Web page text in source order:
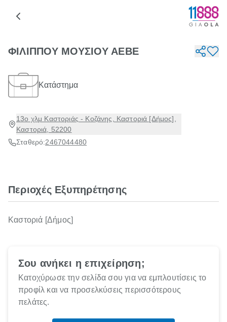
ΦΙΛΙΠΠΟΥ ΜΟΥΣΙΟΥ ΑΕΒΕ
Κατάστημα
13ο χλμ Καστοριάς - Κοζάνης, Καστοριά [Δήμος],
Καστοριά, 52200
Σταθερό:2467044480
Περιοχές Εξυπηρέτησης
Καστοριά [Δήμος]
Σου ανήκει η επιχείρηση;
Κατοχύρωσε την σελίδα σου για να εμπλουτίσεις το
προφίλ και να προσελκύσεις περισσότερους
πελάτες.